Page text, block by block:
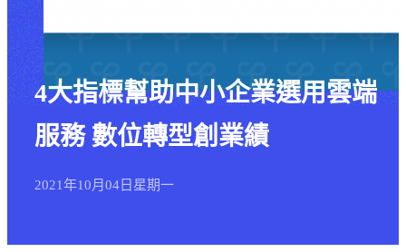
4大指標幫助中小企業選用雲端
服務 數位轉型創業績
2021年10月 04日 星期一